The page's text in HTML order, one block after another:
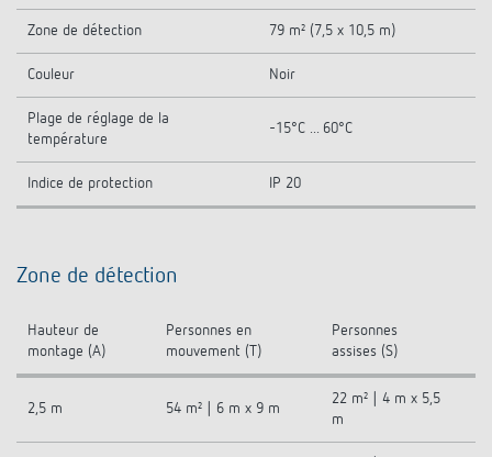
Zone de détection 79 m² (7,5 x 10,5 m)
Couleur Noir
Plage de réglage de la
température
-15°C ... 60°C
Indice de protection IP 20
Zone de détection
Hauteur de
montage (A)
Personnes en
mouvement (T)
Personnes
assises (S)
2,5 m 54 m² | 6 m x 9 m
22 m² | 4 m x 5,5
m